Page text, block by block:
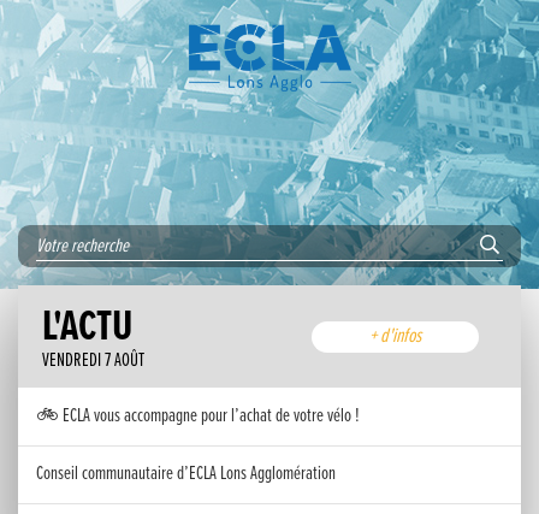
L'ACTU
VENDREDI 7 AOÛT
+ d'infos
🚲 ECLA vous accompagne pour l’achat de votre vélo !
Conseil communautaire d’ECLA Lons Agglomération